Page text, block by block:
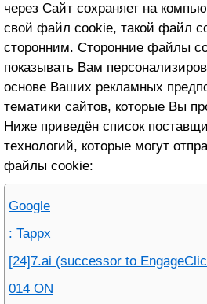
через Сайт сохраняет на
свой файл cookie, такой файл
сторонним. Сторонние файлы
показывать Вам
основе Ваших рекламных
тематики сайтов, которые Вы
Ниже приведён список
технологий, которые могут
файлы cookie:
Google
: Tappx
[24]7.ai (successor to
014 ON